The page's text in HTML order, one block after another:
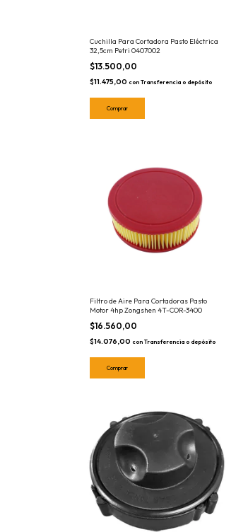
Cuchilla Para Cortadora Pasto Eléctrica
32,5cm Petri 0407002
$13.500,00
$11.475,00 con Transferencia o depósito
Filtro de Aire Para Cortadoras Pasto
Motor 4hp Zongshen 4T-COR-3400
$16.560,00
$14.076,00 con Transferencia o depósito